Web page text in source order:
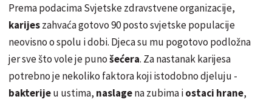
Prema podacima Svjetske zdravstvene organizacije,
karijeszahvaća gotovo 90 posto svjetske populacije
neovisno o spolu i dobi. Djeca su mu pogotovo podložna
jer sve što vole je punošećera. Za nastanak karijesa
potrebno je nekoliko faktora koji istodobno djeluju -
bakterijeu ustima, naslagena zubima iostaci hrane,